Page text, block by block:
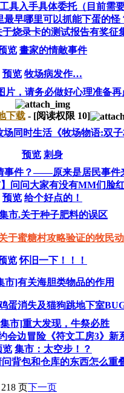
具入手具体委托（目前需
最早哪里可以抓能下蛋的怪
于烧录卡的测试报告有奖征
览 畫家的情敵事件
预览 牧场病发作…
片，请务必做好心理准备再
下载- [阅读权限 10]
场同时生活《牧场物语:双
预览 刺身
事件？——原来是居民事件
】问问大家有没有MM们脸
预览 给个好点的！
市.关于种子肥料的误区
于蜜糖村攻略验证的牧民
览 怀旧一下！！！
市]有关海胆类物品的作用
蛋消失及猫狗跳地下室
市]重大发现，牛祭必胜
会边冒险《符文工房3》新
览 集市：太空步！？
背包和仓库的东西怎么重
页下一页